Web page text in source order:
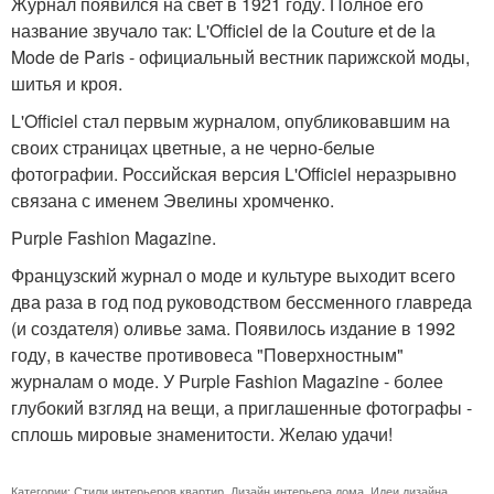
название звучало так: L'Officiel de la Couture et de la
Mode de Paris - официальный вестник парижской моды,
шитья и кроя.
L'Officiel стал первым журналом, опубликовавшим на
своих страницах цветные, а не черно-белые
фотографии. Российская версия L'Officiel неразрывно
связана с именем Эвелины хромченко.
Purple Fashion Magazine.
Французский журнал о моде и культуре выходит всего
два раза в год под руководством бессменного главреда
(и создателя) оливье зама. Появилось издание в 1992
году, в качестве противовеса "Поверхностным"
журналам о моде. У Purple Fashion Magazine - более
глубокий взгляд на вещи, а приглашенные фотографы -
сплошь мировые знаменитости. Желаю удачи!